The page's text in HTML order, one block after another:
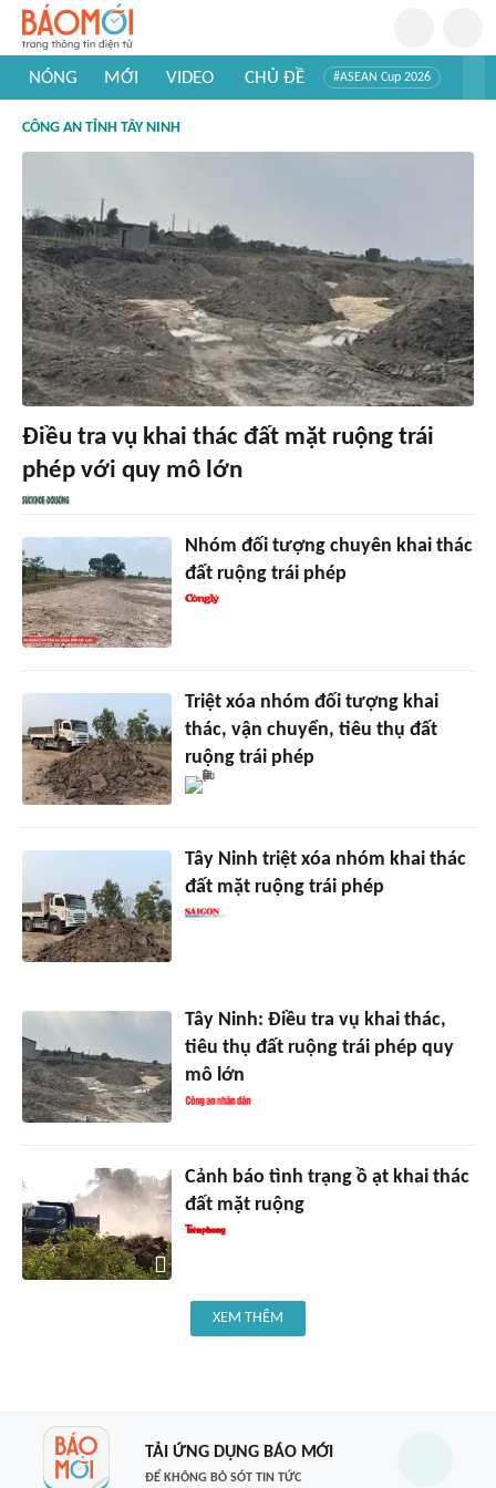
NÓNG MỚI VIDEO CHỦ ĐỀ #ASEAN Cup 2026
#Khám phá thế giới
CÔNG AN TỈNH TÂY NINH
Điều tra vụ khai thác đất mặt ruộng trái
phép với quy mô lớn
Nhóm đối tượng chuyên khai thác
đất ruộng trái phép
Triệt xóa nhóm đối tượng khai
thác, vận chuyển, tiêu thụ đất
ruộng trái phép
Tây Ninh triệt xóa nhóm khai thác
đất mặt ruộng trái phép
Tây Ninh: Điều tra vụ khai thác,
tiêu thụ đất ruộng trái phép quy
mô lớn
Cảnh báo tình trạng ồ ạt khai thác
đất mặt ruộng
XEM THÊM
TẢI ỨNG DỤNG BÁO MỚI
ĐỂ KHÔNG BỎ SÓT TIN TỨC